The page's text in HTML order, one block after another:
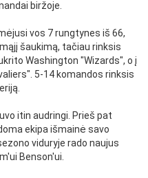
biržoje.
vos 7 rungtynes iš 66,
šaukimą, tačiau rinksis
Washington "Wizards", o į
5-14 komandos rinksis
itin audringi. Prieš pat
ekipa išmainė savo
viduryje rado naujus
Benson'ui.